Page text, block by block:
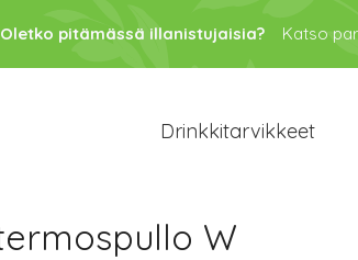
Oletko pitämässä illanistujaisia? Katso
Drinkkitarvikkeet
W